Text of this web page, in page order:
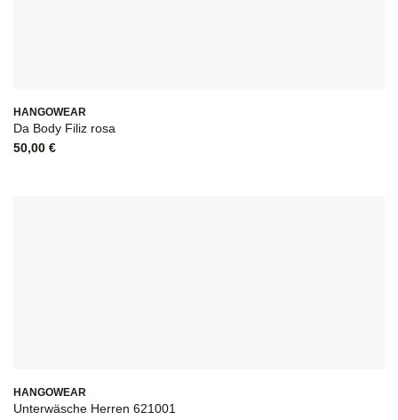
HANGOWEAR
Da Body Filiz rosa
50,00 €
HANGOWEAR
Unterwäsche Herren 621001